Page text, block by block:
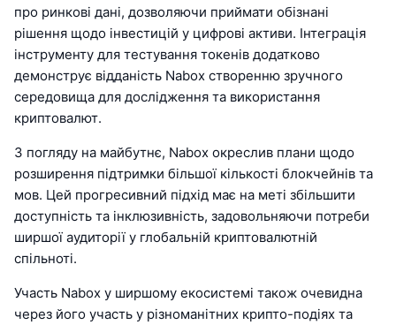
про ринкові дані, дозволяючи приймати обізнані
рішення щодо інвестицій у цифрові активи. Інтеграція
інструменту для тестування токенів додатково
демонструє відданість Nabox створенню зручного
середовища для дослідження та використання
криптовалют.
З погляду на майбутнє, Nabox окреслив плани щодо
розширення підтримки більшої кількості блокчейнів та
мов. Цей прогресивний підхід має на меті збільшити
доступність та інклюзивність, задовольняючи потреби
ширшої аудиторії у глобальній криптовалютній
спільноті.
Участь Nabox у ширшому екосистемі також очевидна
через його участь у різноманітних крипто-подіях та